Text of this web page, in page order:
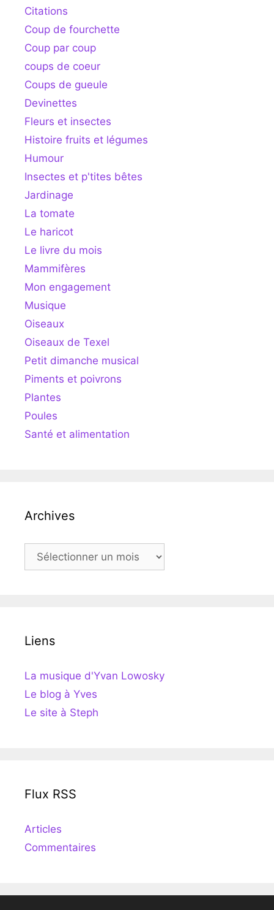
Citations
Coup de fourchette
Coup par coup
coups de coeur
Coups de gueule
Devinettes
Fleurs et insectes
Histoire fruits et légumes
Humour
Insectes et p'tites bêtes
Jardinage
La tomate
Le haricot
Le livre du mois
Mammifères
Mon engagement
Musique
Oiseaux
Oiseaux de Texel
Petit dimanche musical
Piments et poivrons
Plantes
Poules
Santé et alimentation
Archives
Archives
Liens
La musique d'Yvan Lowosky
Le blog à Yves
Le site à Steph
Flux RSS
Articles
Commentaires